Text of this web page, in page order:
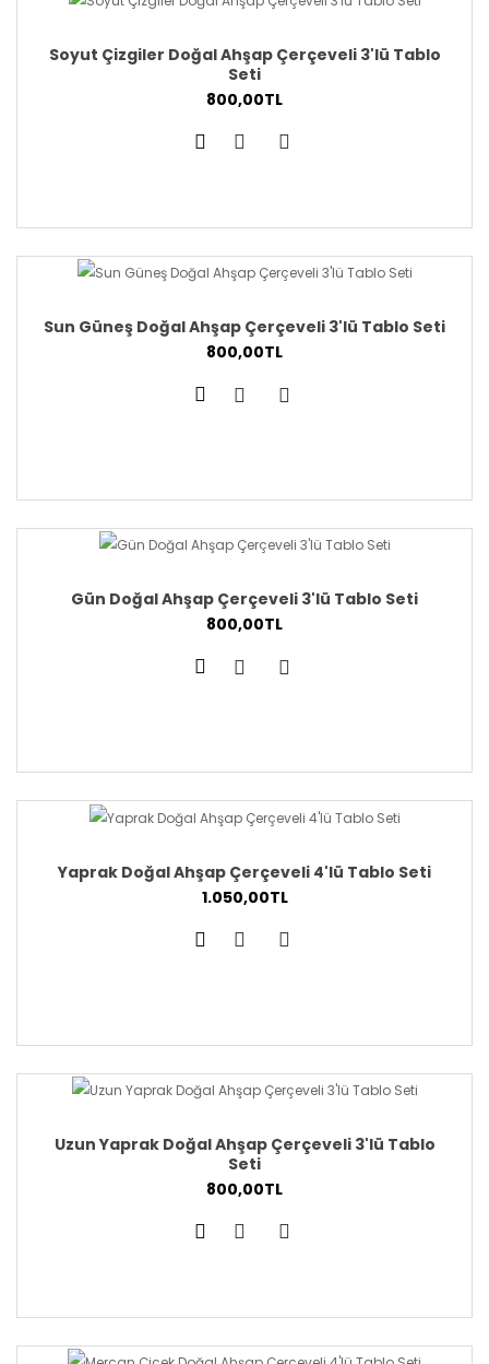
Soyut Çizgiler Doğal Ahşap Çerçeveli 3'lü Tablo
Seti
800,00TL
Sun Güneş Doğal Ahşap Çerçeveli 3'lü Tablo Seti
800,00TL
Gün Doğal Ahşap Çerçeveli 3'lü Tablo Seti
800,00TL
Yaprak Doğal Ahşap Çerçeveli 4'lü Tablo Seti
1.050,00TL
Uzun Yaprak Doğal Ahşap Çerçeveli 3'lü Tablo
Seti
800,00TL